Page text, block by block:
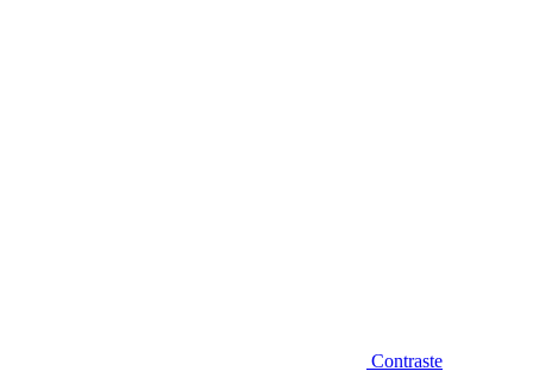
Contraste